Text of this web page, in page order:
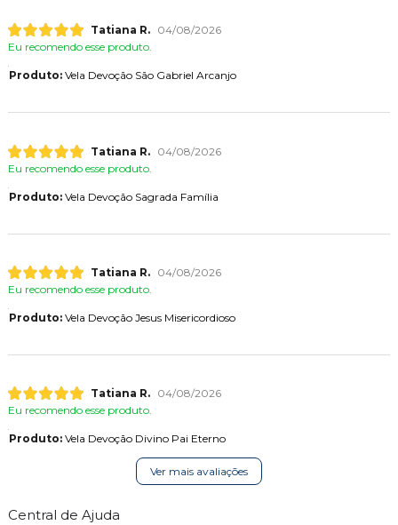
Tatiana R.
04/08/2026
Eu recomendo esse produto.
Produto:Vela Devoção São Gabriel Arcanjo
Tatiana R.
04/08/2026
Eu recomendo esse produto.
Produto:Vela Devoção Sagrada Família
Tatiana R.
04/08/2026
Eu recomendo esse produto.
Produto:Vela Devoção Jesus Misericordioso
Tatiana R.
04/08/2026
Eu recomendo esse produto.
Produto:Vela Devoção Divino Pai Eterno
Ver mais avaliações
Central de Ajuda